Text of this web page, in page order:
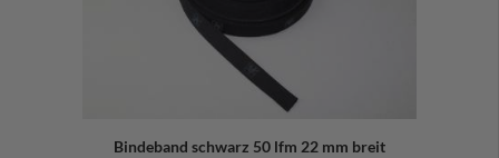
Bindeband schwarz 50 lfm 22 mm breit